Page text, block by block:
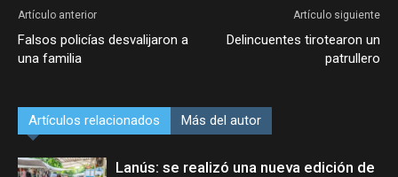
Artículo anterior
Falsos policías desvalijaron a
una familia
Artículo siguiente
Delincuentes tirotearon un
patrullero
Artículos relacionados Más del autor
Lanús: se realizó una nueva edición de